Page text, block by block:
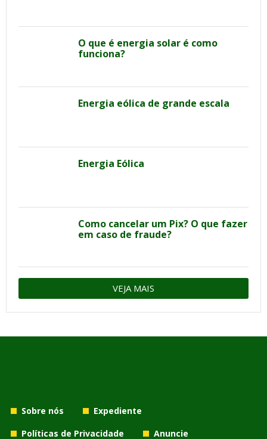
O que é energia solar é como
funciona?
Energia eólica de grande escala
Energia Eólica
Como cancelar um Pix? O que fazer
em caso de fraude?
VEJA MAIS
Sobre nós
Expediente
Políticas de Privacidade
Anuncie